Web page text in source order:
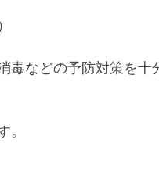
毒などの予防対策を十
。